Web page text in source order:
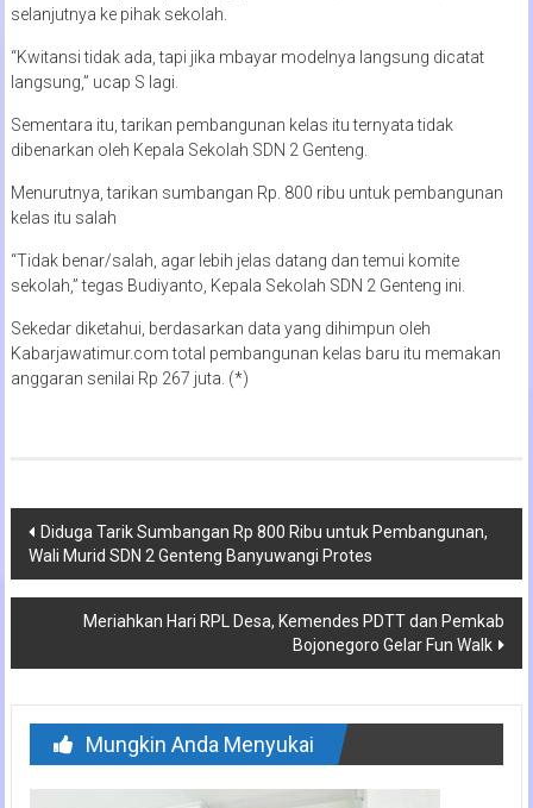
selanjutnya ke pihak sekolah.
“Kwitansi tidak ada, tapi jika mbayar modelnya langsung dicatat
langsung,” ucap S lagi.
Sementara itu, tarikan pembangunan kelas itu ternyata tidak
dibenarkan oleh Kepala Sekolah SDN 2 Genteng.
Menurutnya, tarikan sumbangan Rp. 800 ribu untuk pembangunan
kelas itu salah
“Tidak benar/salah, agar lebih jelas datang dan temui komite
sekolah,” tegas Budiyanto, Kepala Sekolah SDN 2 Genteng ini.
Sekedar diketahui, berdasarkan data yang dihimpun oleh
Kabarjawatimur.com total pembangunan kelas baru itu memakan
anggaran senilai Rp 267 juta. (*)
Navigasi
pos
Diduga Tarik Sumbangan Rp 800 Ribu untuk Pembangunan,
Wali Murid SDN 2 Genteng Banyuwangi Protes
Meriahkan Hari RPL Desa, Kemendes PDTT dan Pemkab
Bojonegoro Gelar Fun Walk
Mungkin Anda Menyukai